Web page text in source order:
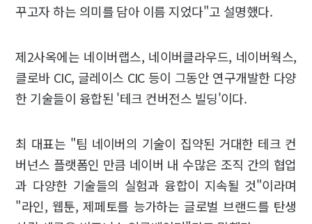
꾸고자 하는 의미를 담아 이름 지었다"고 설명했다.
제2사옥에는 네이버랩스, 네이버클라우드, 네이버웍스,
클로바 CIC, 글레이스 CIC 등이 그동안 연구개발한 다양
한 기술들이 융합된 '테크 컨버전스 빌딩'이다.
최 대표는 "팀 네이버의 기술이 집약된 거대한 테크 컨
버넌스 플랫폼인 만큼 네이버 내 수많은 조직 간의 협업
과 다양한 기술들의 실험과 융합이 지속될 것"이라며
"라인, 웹툰, 제페토를 능가하는 글로벌 브랜드를 탄생